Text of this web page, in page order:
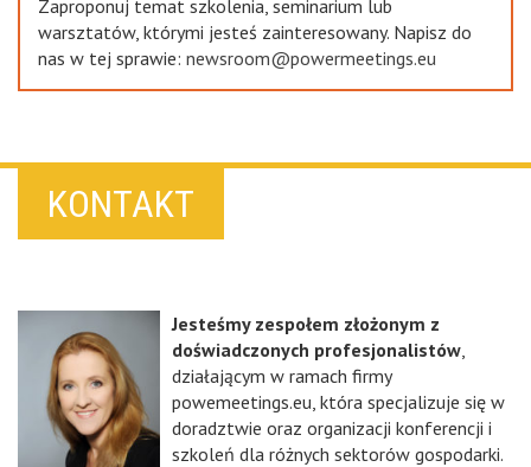
Zaproponuj temat szkolenia, seminarium lub
warsztatów, którymi jesteś zainteresowany. Napisz do
nas w tej sprawie: newsroom@powermeetings.eu
KONTAKT
Jesteśmy zespołem złożonym z
doświadczonych profesjonalistów
działającym w ramach firmy
powemeetings.eu, która specjalizuje się w
doradztwie oraz organizacji konferencji i
szkoleń dla różnych sektorów gospodarki.